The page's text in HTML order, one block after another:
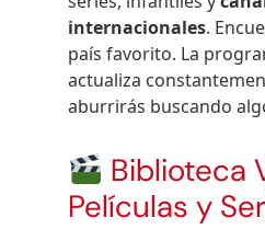
internacionales.
país favorito. La
actualiza
aburrirás buscando
Biblioteca
Películas y